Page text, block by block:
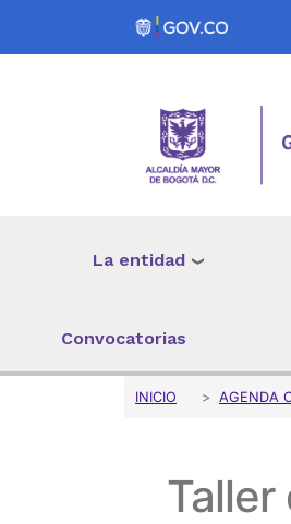
Pasar al contenido principal
La entidad
Convocatorias
INICIO AGENDA
Taller